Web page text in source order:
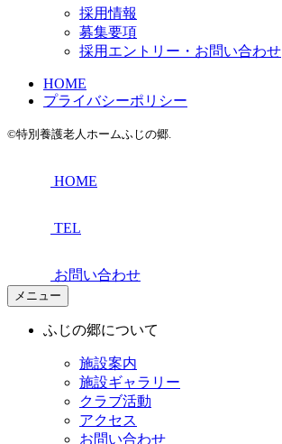
採用情報
募集要項
採用エントリー・お問い合わせ
HOME
プライバシーポリシー
©特別養護老人ホームふじの郷.
HOME
TEL
お問い合わせ
メニュー
ふじの郷について
施設案内
施設ギャラリー
クラブ活動
アクセス
お問い合わせ